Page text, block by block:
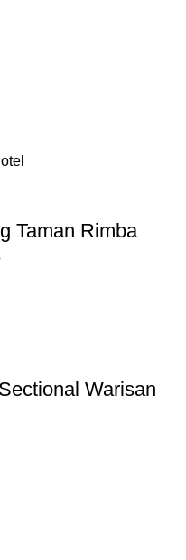
Taman Rimba
Warisan